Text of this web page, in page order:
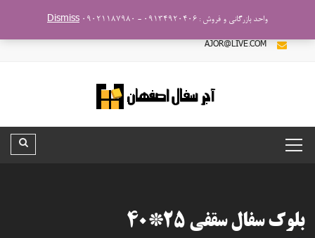
فروش و بازرگانی : ۰۹۰۲۱۱۸۷۹۸۰ - ۰۹۱۳۴۹۲۰۴۰۶
AJOR@LIVE.COM
بلوک سفال سقفی ۲۵*۴۰
واحد بازرگانی و فروش : ۰۹۱۳۴۹۲۰۴۰۶ - ۰۹۰۲۱۱۸۷۹۸۰ Dismiss